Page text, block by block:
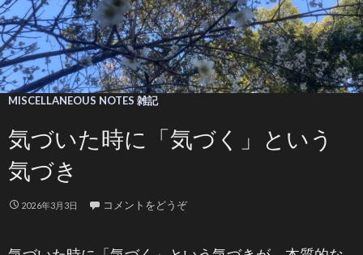
MISCELLANEOUS NOTES 雑記
気づいた時に「気づく」という
気づき
2026年3月3日 コメントをどうぞ